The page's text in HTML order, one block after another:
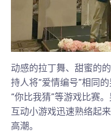
动感的拉丁舞、甜蜜的
持人将“爱情编号”相同
“你比我猜”等游戏比赛
互动小游戏迅速熟络起
高潮。